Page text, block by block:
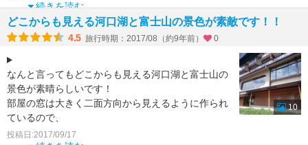
の和室でとても
続きを読む
どこからも見える河口湖と富士山の景色が素敵です！！
4.5 旅行時期：2017/08（約9年前） 0
なんと言ってもどこからも見える河口湖と富士山の
景色が素晴らしいです！
部屋の窓は大きく二面方向から見えるように作られ
ているので、
開放感があり景色がとても良く見えるようになって
投稿日:2017/09/17
10